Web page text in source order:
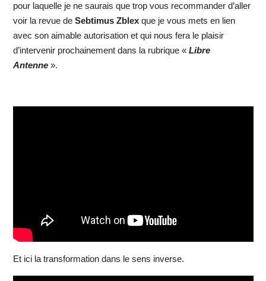
pour laquelle je ne saurais que trop vous recommander d’aller
voir la revue de Sebtimus Zblex que je vous mets en lien
avec son aimable autorisation et qui nous fera le plaisir
d’intervenir prochainement dans la rubrique « Libre
Antenne».
Et ici la transformation dans le sens inverse.